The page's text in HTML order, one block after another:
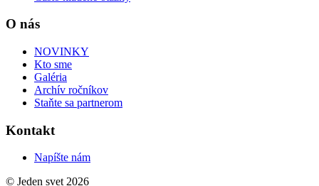
O nás
NOVINKY
Kto sme
Galéria
Archív ročníkov
Staňte sa partnerom
Kontakt
Napíšte nám
© Jeden svet 2026